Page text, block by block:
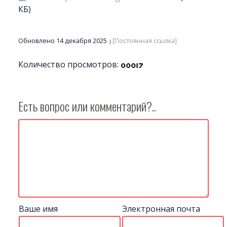
КБ)
Обновлено 14 декабря 2025 [Постоянная ссылка]
Количество просмотров:
Есть вопрос или комментарий?..
Ваше имя Электронная почта